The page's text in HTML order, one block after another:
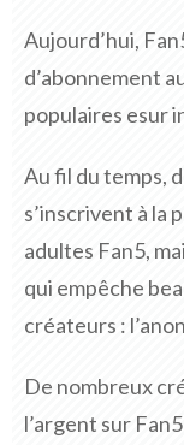
Aujourd’hui,
d’abonnement
populaires esur
Au fil du temps,
s’inscrivent à la
adultes Fan5,
qui empêche
créateurs :
De nombreux
l’argent sur